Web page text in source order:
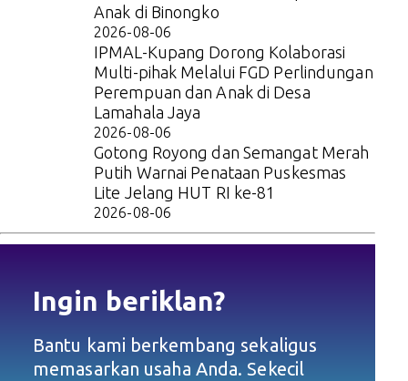
Anak di Binongko
2026-08-06
IPMAL-Kupang Dorong Kolaborasi
Multi-pihak Melalui FGD Perlindungan
Perempuan dan Anak di Desa
Lamahala Jaya
2026-08-06
Gotong Royong dan Semangat Merah
Putih Warnai Penataan Puskesmas
Lite Jelang HUT RI ke-81
2026-08-06
Ingin beriklan?
Bantu kami berkembang sekaligus
memasarkan usaha Anda. Sekecil